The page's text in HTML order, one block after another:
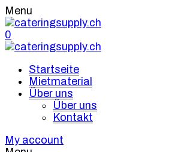
Menu
0
Startseite
Mietmaterial
Über uns
Über uns
Kontakt
My account